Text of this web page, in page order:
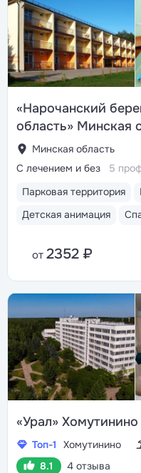
«Нарочанский
область» Минская
Минская область
Парковая территория
Детская анимация
С лечением и без 5
от 2352 ₽
«Урал»
Топ-1 Хомутинино
8.1
4 отзыва